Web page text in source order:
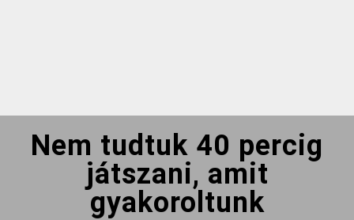
Nem tudtuk 40 percig
játszani, amit
gyakoroltunk